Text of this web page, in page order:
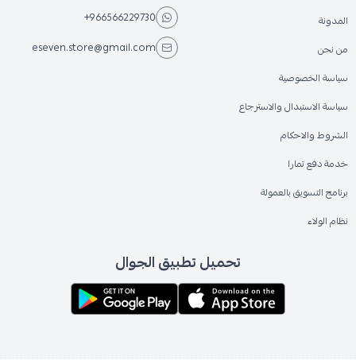
المدونة
من نحن
سياسة الخصوصية
سياسة الاستبدال والاسترجاع
الشروط والاحكام
خدمة دفع تمارا
برنامج التسويق بالعمولة
نظام الولاء
+966566229730
eseven.store@gmail.com
تحميل تطبيق الجوال